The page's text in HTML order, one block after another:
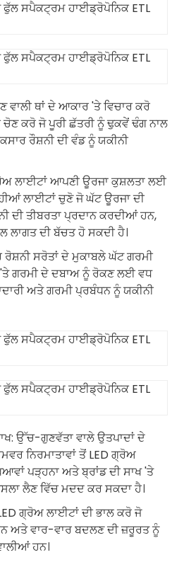
ਥਾਂ ਦੇ ਆਕਾਰ 'ਤੇ ਵਿਚਾਰ ਕਰੋ
ਕਰੋ ਜੋ ਪੂਰੀ ਛੱਤਰੀ ਨੂੰ ਢੁਕਵੇਂ ਢੰਗ ਨਾਲ
ਰੌਸ਼ਨੀ ਦੀ ਵੰਡ ਨੂੰ ਯਕੀਨੀ
ਲਾਈਟਾਂ ਆਪਣੀ ਊਰਜਾ ਕੁਸ਼ਲਤਾ ਲਈ
ਲਾਈਟਾਂ ਚੁਣੋ ਜੋ ਘੱਟ ਊਰਜਾ ਦੀ
ਦੀ ਤੀਬਰਤਾ ਪ੍ਰਦਾਨ ਕਰਦੀਆਂ ਹਨ,
ਲਾਗਤ ਦੀ ਬੱਚਤ ਹੋ ਸਕਦੀ ਹੈ।
ਰੋਸ਼ਨੀ ਸਰੋਤਾਂ ਦੇ ਮੁਕਾਬਲੇ ਘੱਟ ਗਰਮੀ
ਗਰਮੀ ਦੇ ਦਬਾਅ ਨੂੰ ਰੋਕਣ ਲਈ ਵਧ
ਅਤੇ ਗਰਮੀ ਪ੍ਰਬੰਧਨ ਨੂੰ ਯਕੀਨੀ
ਉੱਚ-ਗੁਣਵੱਤਾ ਵਾਲੇ ਉਤਪਾਦਾਂ ਦੇ
ਨਿਰਮਾਤਾਵਾਂ ਤੋਂ LED ਗ੍ਰੋਅ
ਪੜ੍ਹਨਾ ਅਤੇ ਬ੍ਰਾਂਡ ਦੀ ਸਾਖ 'ਤੇ
ਲੈਣ ਵਿੱਚ ਮਦਦ ਕਰ ਸਕਦਾ ਹੈ।
ਗ੍ਰੋਅ ਲਾਈਟਾਂ ਦੀ ਭਾਲ ਕਰੋ ਜੋ
ਅਤੇ ਵਾਰ-ਵਾਰ ਬਦਲਣ ਦੀ ਜ਼ਰੂਰਤ ਨੂੰ
ਹਨ।